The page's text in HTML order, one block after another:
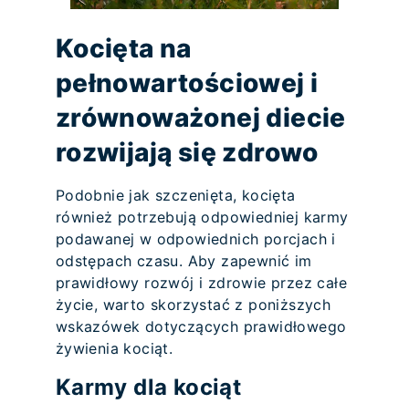
Kocięta na
pełnowartościowej i
zrównoważonej diecie
rozwijają się zdrowo
Podobnie jak szczenięta, kocięta
również potrzebują odpowiedniej karmy
podawanej w odpowiednich porcjach i
odstępach czasu. Aby zapewnić im
prawidłowy rozwój i zdrowie przez całe
życie, warto skorzystać z poniższych
wskazówek dotyczących prawidłowego
żywienia kociąt.
Karmy dla kociąt